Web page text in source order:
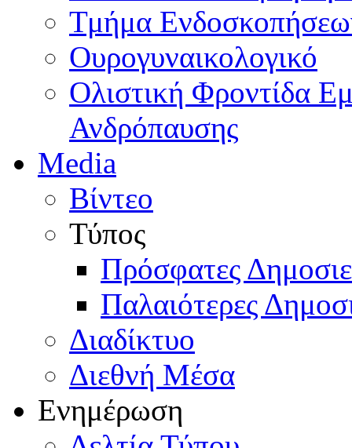
Τμήμα
Ουρογυναικολογικό
Ολιστική Φροντίδα
Ανδρόπαυσης
Media
Βίντεο
Τύπος
Πρόσφατες
Παλαιότερες
Διαδίκτυο
Διεθνή Μέσα
Ενημέρωση